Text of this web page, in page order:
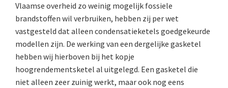
Vlaamse overheid zo weinig mogelijk fossiele
brandstoffen wil verbruiken, hebben zij per wet
vastgesteld dat alleen condensatieketels goedgekeurde
modellen zijn. De werking van een dergelijke gasketel
hebben wij hierboven bij het kopje
hoogrendementsketel al uitgelegd. Een gasketel die
niet alleen zeer zuinig werkt, maar ook nog eens